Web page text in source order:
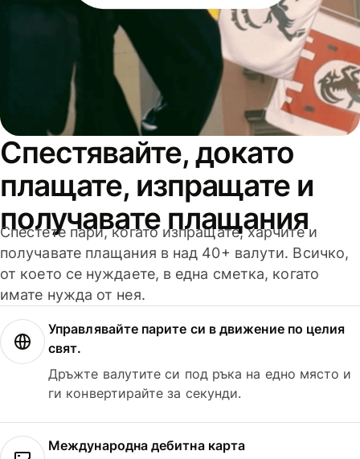
Спестявайте, докато
плащате, изпращате и
получавате плащания
Спестете пари, когато изпращате, харчите и
получавате плащания в над 40+ валути. Всичко,
от което се нуждаете, в една сметка, когато
имате нужда от нея.
Управлявайте парите си в движение по целия
свят.
Дръжте валутите си под ръка на едно място и
ги конвертирайте за секунди.
Международна дебитна карта